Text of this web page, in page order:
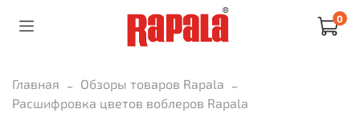
0
Главная
Обзоры товаров Rapala
Расшифровка цветов воблеров Rapala